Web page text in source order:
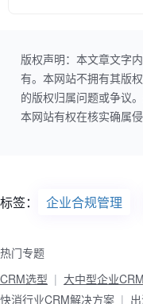
版权声明：本文章文字
有。本网站不拥有其版
的版权归属问题或争议
本网站有权在核实确属
标签： 企业合规管理
热门专题
CRM选型
大中型企业
快消行业CRM解决方案